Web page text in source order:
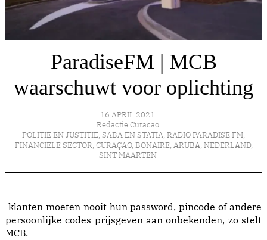
ParadiseFM | MCB
waarschuwt voor oplichting
16 APRIL 2021
Redactie Curacao
POLITIE EN JUSTITIE, SABA EN STATIA, RADIO PARADISE FM,
FINANCIELE SECTOR, CURAÇAO, BONAIRE, ARUBA, NEDERLAND,
SINT MAARTEN
klanten moeten nooit hun password, pincode of andere
persoonlijke codes prijsgeven aan onbekenden, zo stelt
MCB.